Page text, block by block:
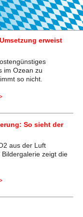
erweist
im Ozean zu
so nicht.
So sieht der
aus der Luft
zeigt die